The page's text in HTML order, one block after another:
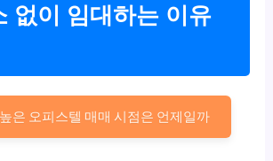
없이 임대하는 이유
은 오피스텔 매매 시점은 언제일까